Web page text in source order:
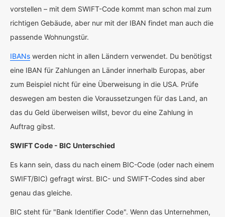
vorstellen – mit dem SWIFT-Code kommt man schon mal zum
richtigen Gebäude, aber nur mit der IBAN findet man auch die
passende Wohnungstür.
IBANs werden nicht in allen Ländern verwendet. Du benötigst
eine IBAN für Zahlungen an Länder innerhalb Europas, aber
zum Beispiel nicht für eine Überweisung in die USA. Prüfe
deswegen am besten die Voraussetzungen für das Land, an
das du Geld überweisen willst, bevor du eine Zahlung in
Auftrag gibst.
SWIFT Code - BIC Unterschied
Es kann sein, dass du nach einem BIC-Code (oder nach einem
SWIFT/BIC) gefragt wirst. BIC- und SWIFT-Codes sind aber
genau das gleiche.
BIC steht für "Bank Identifier Code". Wenn das Unternehmen,